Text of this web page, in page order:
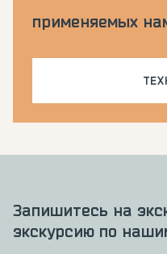
применяемых
Запишитесь на
экскурсию по